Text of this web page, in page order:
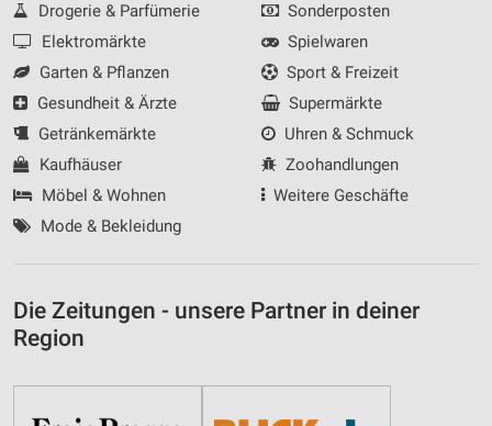
Drogerie & Parfümerie
Elektromärkte
Garten & Pflanzen
Gesundheit & Ärzte
Getränkemärkte
Kaufhäuser
Möbel & Wohnen
Mode & Bekleidung
Sonderposten
Spielwaren
Sport & Freizeit
Supermärkte
Uhren & Schmuck
Zoohandlungen
Weitere Geschäfte
Die Zeitungen - unsere Partner in deiner
Region